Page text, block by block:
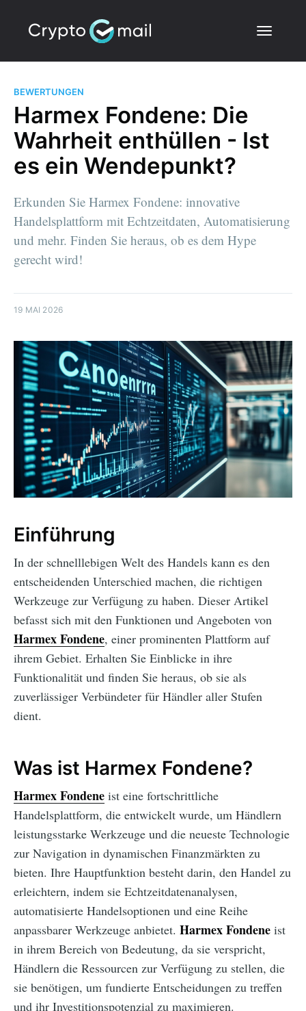
BEWERTUNGEN
Harmex Fondene: Die
Wahrheit enthüllen - Ist
es ein Wendepunkt?
Erkunden Sie Harmex Fondene: innovative
Handelsplattform mit Echtzeitdaten, Automatisierung
und mehr. Finden Sie heraus, ob es dem Hype
gerecht wird!
19 MAI 2026
Einführung
In der schnelllebigen Welt des Handels kann es den
entscheidenden Unterschied machen, die richtigen
Werkzeuge zur Verfügung zu haben. Dieser Artikel
befasst sich mit den Funktionen und Angeboten von
Harmex Fondene, einer prominenten Plattform auf
ihrem Gebiet. Erhalten Sie Einblicke in ihre
Funktionalität und finden Sie heraus, ob sie als
zuverlässiger Verbündeter für Händler aller Stufen
dient.
Was ist Harmex Fondene?
Harmex Fondene ist eine fortschrittliche
Handelsplattform, die entwickelt wurde, um Händlern
leistungsstarke Werkzeuge und die neueste Technologie
zur Navigation in dynamischen Finanzmärkten zu
bieten. Ihre Hauptfunktion besteht darin, den Handel zu
erleichtern, indem sie Echtzeitdatenanalysen,
automatisierte Handelsoptionen und eine Reihe
anpassbarer Werkzeuge anbietet. Harmex Fondene ist
in ihrem Bereich von Bedeutung, da sie verspricht,
Händlern die Ressourcen zur Verfügung zu stellen, die
sie benötigen, um fundierte Entscheidungen zu treffen
und ihr Investitionspotenzial zu maximieren.